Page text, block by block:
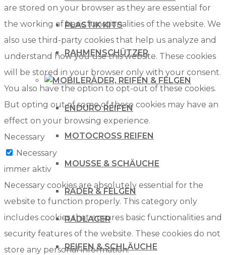
PLASTIK KITS
RAHMENSCHÜTZER
RÄDER, REIFEN & FELGEN
ENDURO REIFEN
MOTOCROSS REIFEN
MOUSSE & SCHÄUCHE
RÄDER & FELGEN
RADLAGER
REIFEN & SCHLÄUCHE
are stored on your browser as they are essential for
the working of basic functionalities of the website. We
also use third-party cookies that help us analyze and
understand how you use this website. These cookies
will be stored in your browser only with your consent.
You also have the option to opt-out of these cookies.
But opting out of some of these cookies may have an
effect on your browsing experience.
Necessary
Necessary
immer aktiv
Necessary cookies are absolutely essential for the
website to function properly. This category only
includes cookies that ensures basic functionalities and
security features of the website. These cookies do not
store any personal information.